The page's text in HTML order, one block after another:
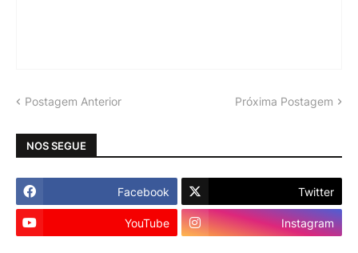
Postagem Anterior Próxima Postagem
NOS SEGUE
Facebook Twitter
YouTube Instagram